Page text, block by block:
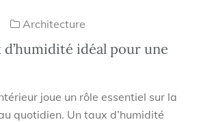
Architecture
d’humidité idéal pour une
joue un rôle essentiel sur la
quotidien. Un taux d’humidité